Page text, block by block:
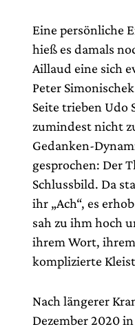
Eine persönliche
hieß es damals
Aillaud eine sich
Peter
Seite trieben Udo
zumindest nicht
Gedanken-
gesprochen: Der
Schlussbild. Da
ihr „Ach“, es
sah zu ihm hoch
ihrem Wort,
komplizierte
Nach längerer
Dezember 2020